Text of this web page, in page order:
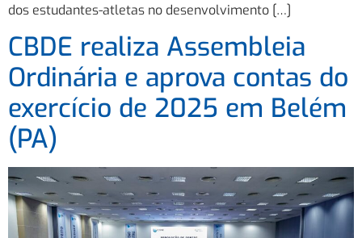
dos estudantes-atletas no desenvolvimento […]
CBDE realiza Assembleia
Ordinária e aprova contas do
exercício de 2025 em Belém
(PA)